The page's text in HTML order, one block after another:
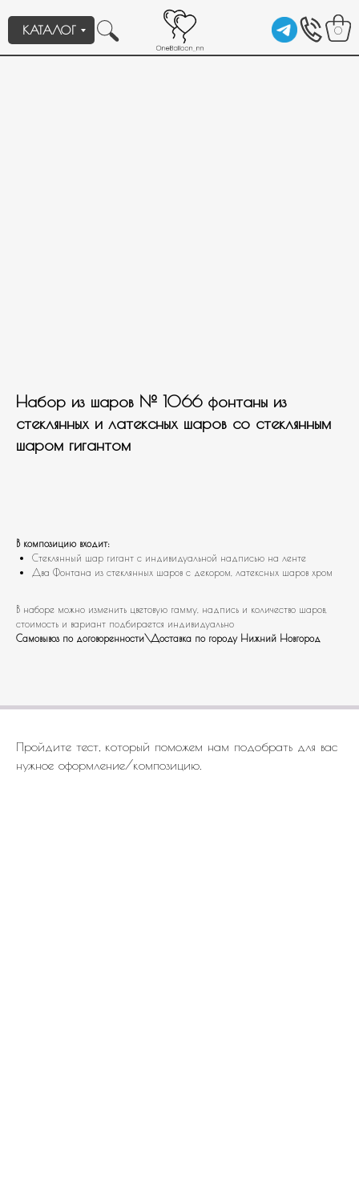
0
КАТАЛОГ
Набор из шаров № 1066 фонтаны из
стеклянных и латексных шаров со стеклянным
шаром гигантом
В композицию входит:
Стеклянный шар гигант с индивидуальной надписью на ленте
Два Фонтана из стеклянных шаров с декором, латексных шаров хром
В наборе можно изменить цветовую гамму, надпись и количество шаров,
стоимость и вариант подбирается индивидуально
Самовывоз по договоренности\Доставка по городу Нижний Новгород
Пройдите тест, который поможем нам подобрать для вас
нужное оформление/композицию.